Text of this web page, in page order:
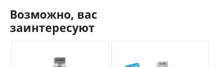
Возможно, вас
заинтересуют